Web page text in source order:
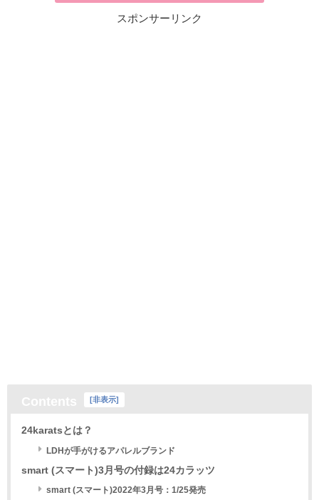
スポンサーリンク
非表示
24karatsとは？
LDHが手がけるアパレルブランド
smart (スマート)3月号の付録は24カラッツ
smart (スマート)2022年3月号：1/25発売